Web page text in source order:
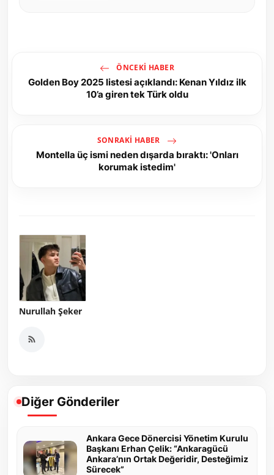
ÖNCEKI HABER
Golden Boy 2025 listesi açıklandı: Kenan Yıldız ilk
10’a giren tek Türk oldu
SONRAKI HABER
Montella üç ismi neden dışarda bıraktı: 'Onları
korumak istedim'
Nurullah Şeker
Diğer Gönderiler
Ankara Gece Dönercisi Yönetim Kurulu
Başkanı Erhan Çelik: “Ankaragücü
Ankara’nın Ortak Değeridir, Desteğimiz
Sürecek”